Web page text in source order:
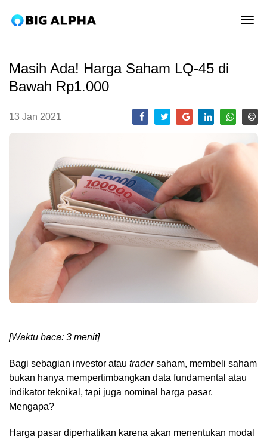
Masih Ada! Harga Saham LQ-45 di
Bawah Rp1.000
13 Jan 2021
[Waktu baca: 3 menit]
Bagi sebagian investor atau tradersaham, membeli saham
bukan hanya mempertimbangkan data fundamental atau
indikator teknikal, tapi juga nominal harga pasar.
Mengapa?
Harga pasar diperhatikan karena akan menentukan modal